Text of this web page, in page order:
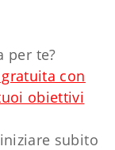
per te?
con
obiettivi
subito